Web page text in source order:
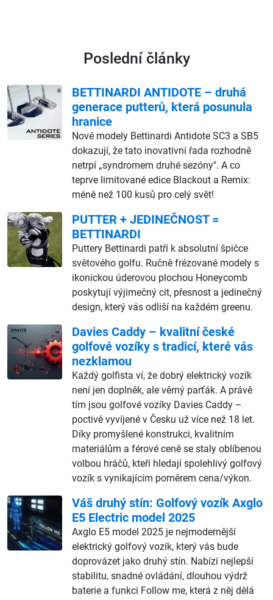
Poslední články
BETTINARDI ANTIDOTE – druhá
generace putterů, která posunula
hranice
Nové modely Bettinardi Antidote SC3 a SB5
dokazují, že tato inovativní řada rozhodně
netrpí „syndromem druhé sezóny". A co
teprve limitované edice Blackout a Remix:
méně než 100 kusů pro celý svět!
PUTTER + JEDINEČNOST =
BETTINARDI
Puttery Bettinardi patří k absolutní špičce
světového golfu. Ručně frézované modely s
ikonickou úderovou plochou Honeycomb
poskytují výjimečný cit, přesnost a jedinečný
design, který vás odliší na každém greenu.
Davies Caddy – kvalitní české
golfové vozíky s tradicí, které vás
nezklamou
Každý golfista ví, že dobrý elektrický vozík
není jen doplněk, ale věrný parťák. A právě
tím jsou golfové vozíky Davies Caddy –
poctivě vyvíjené v Česku už více než 18 let.
Díky promyšlené konstrukci, kvalitním
materiálům a férové ceně se staly oblíbenou
volbou hráčů, kteří hledají spolehlivý golfový
vozík s vynikajícím poměrem cena/výkon.
Váš druhý stín: Golfový vozík Axglo
E5 Electric model 2025
Axglo E5 model 2025 je nejmodernější
elektrický golfový vozík, který vás bude
doprovázet jako druhý stín. Nabízí nejlepší
stabilitu, snadné ovládání, dlouhou výdrž
baterie a funkci Follow me, která z něj dělá